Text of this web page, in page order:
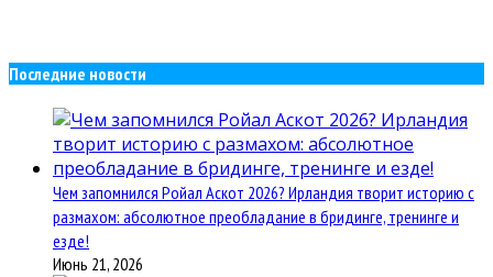
Последние новости
Чем запомнился Ройал Аскот 2026? Ирландия творит историю с
размахом: абсолютное преобладание в бридинге, тренинге и
езде!
Июнь 21, 2026